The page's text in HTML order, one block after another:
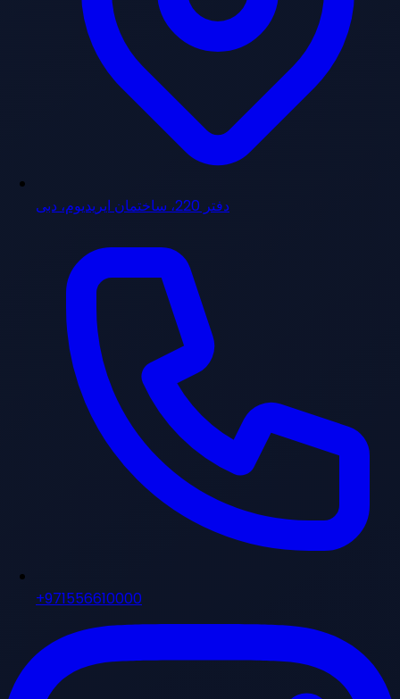
دفتر 220، ساختمان ایریدیوم، دبی
+971556610000